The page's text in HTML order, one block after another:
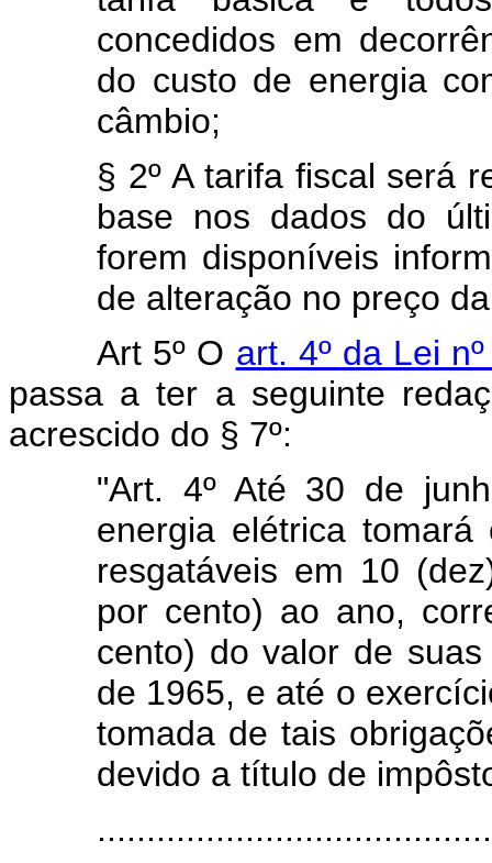
concedidos em
do custo de energia
câmbio;
§ 2º A tarifa fiscal será
base nos dados do
forem disponíveis
de alteração no preço
Art 5º O art. 4º da Lei
passa a ter a seguinte
acrescido do § 7º:
"Art. 4º Até 30 de
energia elétrica tomará
resgatáveis em 10
por cento) ao ano,
cento) do valor de
de 1965, e até o
tomada de tais
devido a título de